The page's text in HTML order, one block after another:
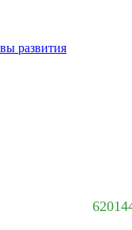
развития